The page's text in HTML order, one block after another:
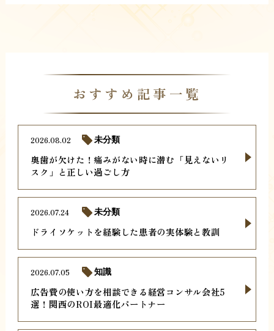
おすすめ記事一覧
奥歯が欠けた！痛みがない時に潜む「見えないリ
スク」と正しい過ごし方
2026.08.02 未分類
ドライソケットを経験した患者の実体験と教訓
2026.07.24 未分類
広告費の使い方を相談できる経営コンサル会社5
選！関西のROI最適化パートナー
2026.07.05 知識